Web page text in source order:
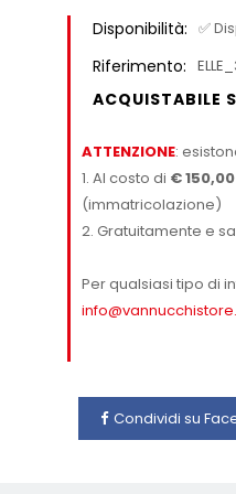
Disponibilità: ✅
Riferimento:
ACQUISTABILE
ATTENZIONE:
1. Al costo di € 150,00
(immatricolazione)
2. Gratuitamente e
Per qualsiasi tipo di
Condividi su